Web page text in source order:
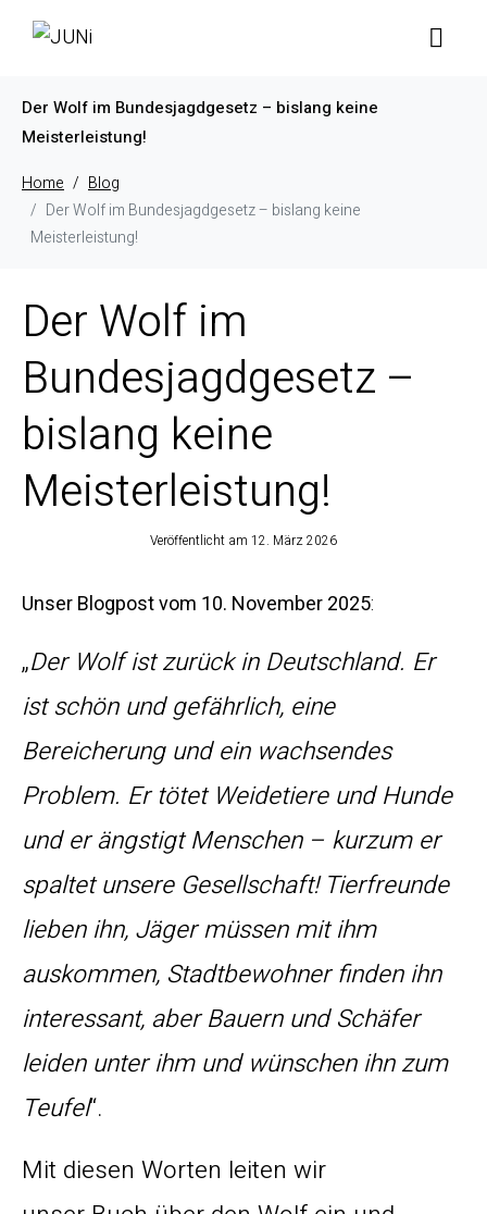
Der Wolf im Bundesjagdgesetz – bislang keine
Meisterleistung!
Home
Blog
Der Wolf im Bundesjagdgesetz – bislang keine
Meisterleistung!
Der Wolf im
Bundesjagdgesetz –
bislang keine
Meisterleistung!
Veröffentlicht am 12. März 2026
Unser Blogpost vom 10. November 2025:
„Der Wolf ist zurück in Deutschland. Er
ist schön und gefährlich, eine
Bereicherung und ein wachsendes
Problem. Er tötet Weidetiere und Hunde
und er ängstigt Menschen – kurzum er
spaltet unsere Gesellschaft! Tierfreunde
lieben ihn, Jäger müssen mit ihm
auskommen, Stadtbewohner finden ihn
interessant, aber Bauern und Schäfer
leiden unter ihm und wünschen ihn zum
Teufel“.
Mit diesen Worten leiten wir